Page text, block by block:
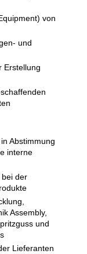
von
und
Erstellung
Abstimmung
interne
bei der
Assembly,
und
Lieferanten